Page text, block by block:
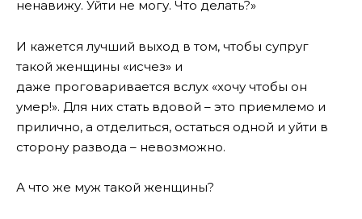
ненавижу. Уйти не могу. Что делать?»
И кажется лучший выход в том, чтобы супруг
такой женщины «исчез» и
даже проговаривается вслух «хочу чтобы он
умер!». Для них стать вдовой – это приемлемо и
прилично, а отделиться, остаться одной и уйти в
сторону развода – невозможно.
А что же муж такой женщины?